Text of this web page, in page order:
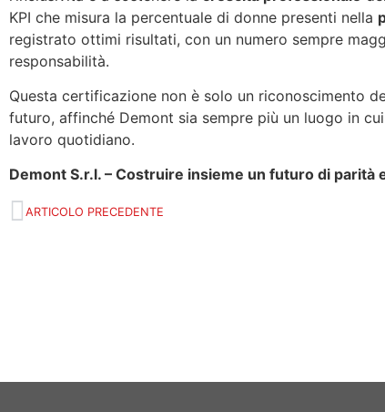
KPI che misura la percentuale di donne presenti nella
registrato ottimi risultati, con un numero sempre
responsabilità.
Questa certificazione non è solo un riconoscimento
futuro, affinché Demont sia sempre più un luogo in cui
lavoro quotidiano.
Demont S.r.l. – Costruire insieme un futuro di parità
ARTICOLO PRECEDENTE